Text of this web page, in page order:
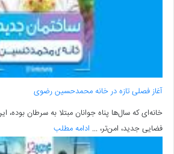
آغاز فصلی تازه در خانه محمدحسین رضوی
خانه‌ای که سال‌ها پناه جوانان مبتلا به سرطان بوده،
فضایی جدید، امن‌تر، ... ادامه مطلب